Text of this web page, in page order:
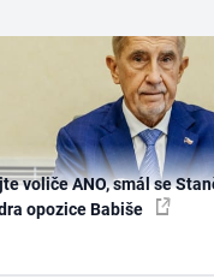
voliče ANO, smál se
opozice Babiše